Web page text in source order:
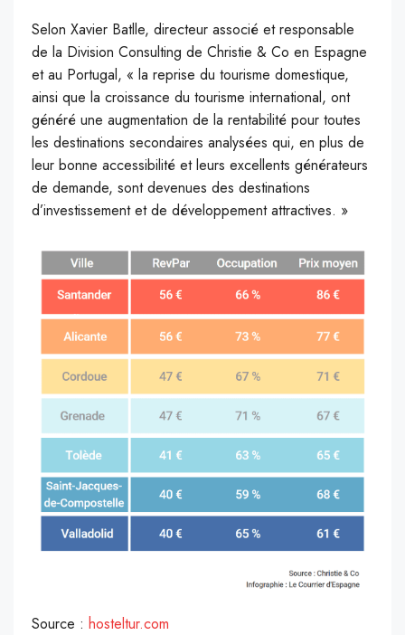
Selon Xavier Batlle, directeur associé et responsable
de la Division Consulting de Christie & Co en Espagne
et au Portugal, « la reprise du tourisme domestique,
ainsi que la croissance du tourisme international, ont
généré une augmentation de la rentabilité pour toutes
les destinations secondaires analysées qui, en plus de
leur bonne accessibilité et leurs excellents générateurs
de demande, sont devenues des destinations
d’investissement et de développement attractives. »
Source : hosteltur.com